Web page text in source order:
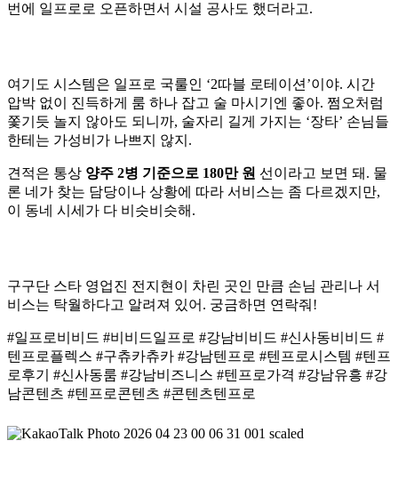
번에 일프로로 오픈하면서 시설 공사도 했더라고.
여기도 시스템은 일프로 국룰인 ‘2따블 로테이션’이야. 시간
압박 없이 진득하게 룸 하나 잡고 술 마시기엔 좋아. 쩜오처럼
쫓기듯 놀지 않아도 되니까, 술자리 길게 가지는 ‘장타’ 손님들
한테는 가성비가 나쁘지 않지.
견적은 통상 양주 2병 기준으로 180만 원 선이라고 보면 돼. 물
론 네가 찾는 담당이나 상황에 따라 서비스는 좀 다르겠지만,
이 동네 시세가 다 비슷비슷해.
구구단 스타 영업진 전지현이 차린 곳인 만큼 손님 관리나 서
비스는 탁월하다고 알려져 있어. 궁금하면 연락줘!
#일프로비비드 #비비드일프로 #강남비비드 #신사동비비드 #
텐프로플렉스 #구츄카츄카 #강남텐프로 #텐프로시스템 #텐프
로후기 #신사동룸 #강남비즈니스 #텐프로가격 #강남유흥 #강
남콘텐츠 #텐프로콘텐츠 #콘텐츠텐프로